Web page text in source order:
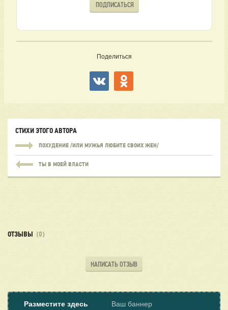
ПОДПИСАТЬСЯ
Поделиться
СТИХИ ЭТОГО АВТОРА
ПОХУДЕНИЕ /ИЛИ МУЖЬЯ ЛЮБИТЕ СВОИХ ЖЕН/
ТЫ В МОЕЙ ВЛАСТИ
ОТЗЫВЫ (0)
НАПИСАТЬ ОТЗЫВ
Разместите здесь
Ваш баннер